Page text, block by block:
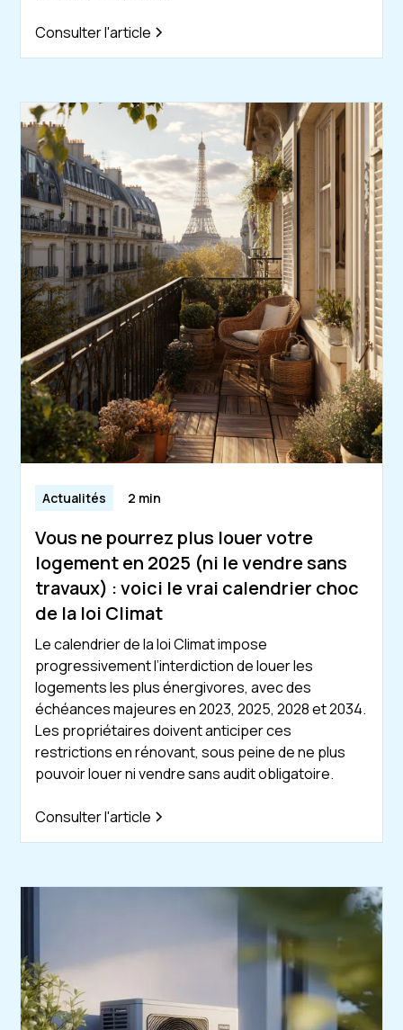
Consulter l'article
Actualités 2 min
Vous ne pourrez plus louer votre
logement en 2025 (ni le vendre sans
travaux) : voici le vrai calendrier choc
de la loi Climat
Le calendrier de la loi Climat impose
progressivement l’interdiction de louer les
logements les plus énergivores, avec des
échéances majeures en 2023, 2025, 2028 et 2034.
Les propriétaires doivent anticiper ces
restrictions en rénovant, sous peine de ne plus
pouvoir louer ni vendre sans audit obligatoire.
Consulter l'article